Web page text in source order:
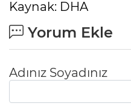
Kaynak: DHA
Yorum Ekle
Adınız Soyadınız